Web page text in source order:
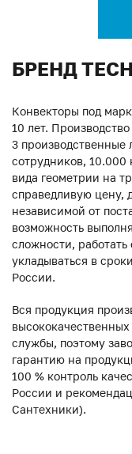
БРЕНД
Конвекторы под
10 лет.
3 производственные
сотрудников, 10.000
вида геометрии на
справедливую цену,
независимой от
возможность
сложности,
укладываться в
России.
Вся продукция
службы, поэтому
гарантию на
100 % контроль
России и
Сантехники).